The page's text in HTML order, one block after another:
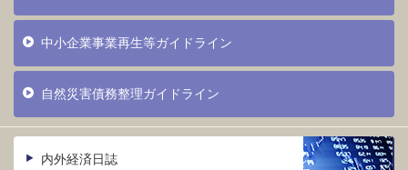
中小企業事業再生等ガイドライン
自然災害債務整理ガイドライン
内外経済日誌